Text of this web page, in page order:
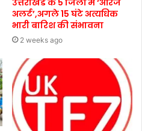
उत्तराखंड के 5 जिलों में ‘ऑरेंज
अलर्ट’,अगले 15 घंटे अत्यधिक
भारी बारिश की संभावना
2 weeks ago